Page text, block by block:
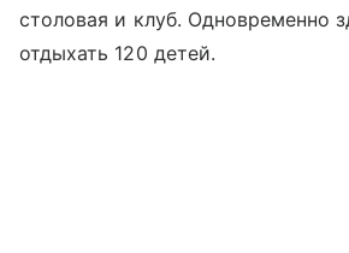
столовая и клуб. Одновременно
отдыхать 120 детей.